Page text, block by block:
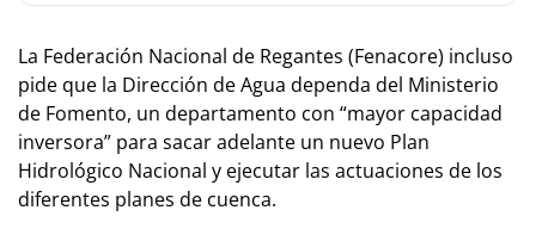
La Federación Nacional de Regantes (Fenacore) incluso
pide que la Dirección de Agua dependa del Ministerio
de Fomento, un departamento con “mayor capacidad
inversora” para sacar adelante un nuevo Plan
Hidrológico Nacional y ejecutar las actuaciones de los
diferentes planes de cuenca.